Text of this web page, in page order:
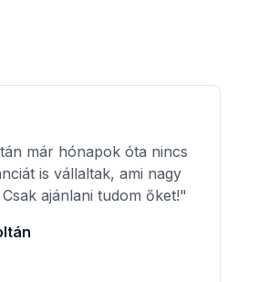
már hónapok óta nincs
is vállaltak, ami nagy
ajánlani tudom őket!"